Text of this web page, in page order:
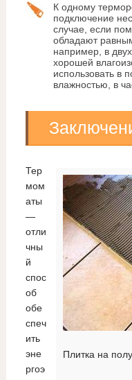
К одному
подключение
случае, если
обладают
например, в
хорошей
использовать в
влажностью, в
Плитка на полу
Тер
мом
аты
—
отли
чны
й
спос
об
обе
спеч
ить
эне
ргоэ